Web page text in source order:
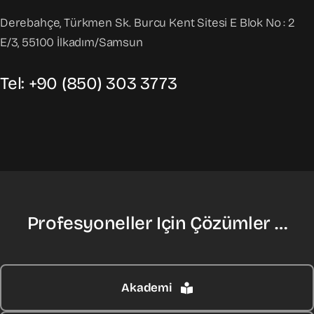
Derebahçe, Türkmen Sk. Burcu Kent Sitesi E Blok No : 2
E/3, 55100 İlkadım/Samsun
Tel: +90 (850) 303 3773
Profesyoneller Için Çözümler …
Akademi